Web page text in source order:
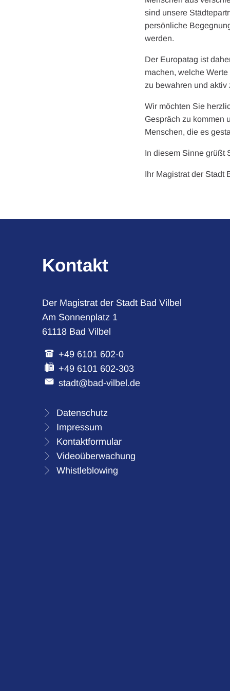
sind unsere
persönliche
werden.
Der Europatag ist
machen, welche
zu bewahren und
Wir möchten Sie
Gespräch zu kommen
Menschen, die es
In diesem Sinne grüßt
Ihr Magistrat der Stadt
Kontakt
Der Magistrat der Stadt Bad Vilbel
Am Sonnenplatz 1
61118 Bad Vilbel
+49 6101 602-0
+49 6101 602-303
stadt@bad-vilbel.de
Datenschutz
Impressum
Kontaktformular
Videoüberwachung
Whistleblowing